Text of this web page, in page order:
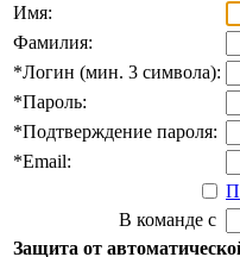
Имя:
Фамилия:
*Логин (мин. 3 символа):
*Пароль:
*Подтверждение пароля:
*Email:
В команде с
Защита от